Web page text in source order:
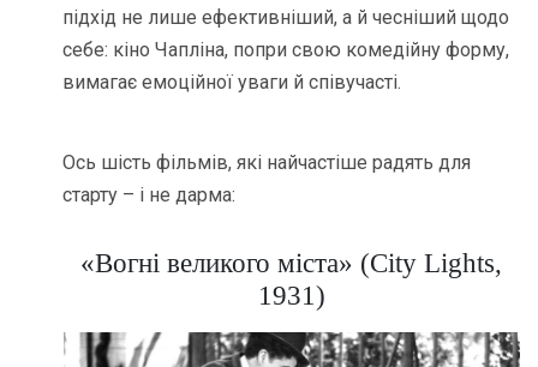
підхід не лише ефективніший, а й чесніший щодо
себе: кіно Чапліна, попри свою комедійну форму,
вимагає емоційної уваги й співучасті.
Ось шість фільмів, які найчастіше радять для
старту – і не дарма:
«Вогні великого міста» (City Lights,
1931)